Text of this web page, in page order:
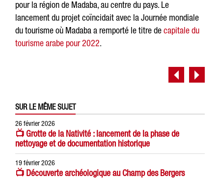
pour la région de Madaba, au centre du pays. Le
lancement du projet coïncidait avec la Journée mondiale
du tourisme où Madaba a remporté le titre decapitale du
tourisme arabe pour 2022.
SUR LE MÊME SUJET
26 février 2026
📺 Grotte de la Nativité : lancement de la phase de
nettoyage et de documentation historique
19 février 2026
📺 Découverte archéologique au Champ des Bergers